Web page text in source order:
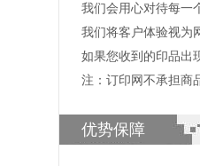
我们会用心对待每一
我们将客户体验视为
如果您收到的印品出
注：订印网不承担商
优势保障